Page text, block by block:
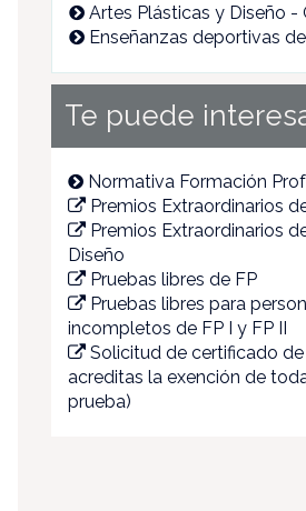
Artes Plásticas y Diseño -
Enseñanzas deportivas
Te puede
Normativa Formación
Premios Extraordinarios
Premios Extraordinarios
Diseño
Pruebas libres de FP
Pruebas libres para
incompletos de FP I y FP II
Solicitud de certificado
acreditas la exención de
prueba)